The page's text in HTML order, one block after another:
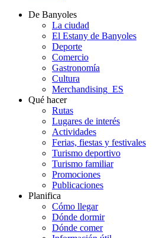
De Banyoles
La ciudad
El Estany de Banyoles
Deporte
Comercio
Gastronomía
Cultura
Merchandising_ES
Qué hacer
Rutas
Lugares de interés
Actividades
Ferias, fiestas y festivales
Turismo deportivo
Turismo familiar
Promociones
Publicaciones
Planifica
Cómo llegar
Dónde dormir
Dónde comer